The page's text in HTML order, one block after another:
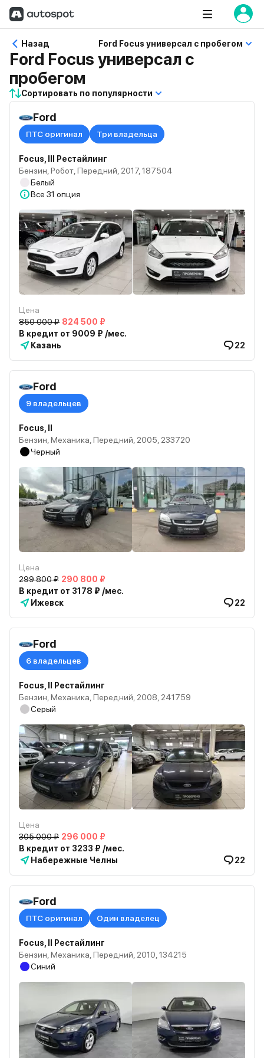
Назад Ford Focus универсал с пробегом
Ford Focus универсал с
пробегом
Сортировать по популярности
Ford
ПТС оригинал Три владельца
Focus, III Рестайлинг
Бензин, Робот, Передний, 2017, 187504
Белый
Все 31 опция
Цена
850 000 ₽ 824 500 ₽
В кредит от 9009 ₽ /мес.
Казань
22
Ford
9 владельцев
Focus, II
Бензин, Механика, Передний, 2005, 233720
Черный
Цена
299 800 ₽ 290 800 ₽
В кредит от 3178 ₽ /мес.
Ижевск
22
Ford
6 владельцев
Focus, II Рестайлинг
Бензин, Механика, Передний, 2008, 241759
Серый
Цена
305 000 ₽ 296 000 ₽
В кредит от 3233 ₽ /мес.
Набережные Челны
22
Ford
ПТС оригинал Один владелец
Focus, II Рестайлинг
Бензин, Механика, Передний, 2010, 134215
Синий